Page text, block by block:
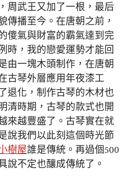
周武王又加了一根，最后
傳播至今。在唐朝之前，
傻氣與財富的霸氣達到完
時，我的戀愛運勢才能回
由一塊木頭制作，在唐朝
古琴外層應用年夜漆工
退化，制作古琴的木材也
清時期，古琴的款式也開
來越豐盛了。古琴實在就
說我們以此刻這個時光節
樹屋誰是傳統。再過個500
說不定也釀成傳統了。